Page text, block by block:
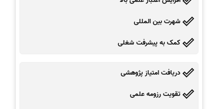
شهرت بین المللی
کمک به پیشرفت شغلی
دریافت امتیاز پژوهشی
تقویت رزومه علمی